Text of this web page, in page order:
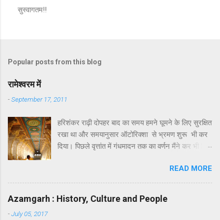
C
m
m
e
t
सुस्वागतम!!
Popular posts from this blog
रामेश्वरम में
-September 17, 2011
हरिशंकर राढ़ी दोपहर बाद का समय हमने घूमने के लिए सुरक्षित
रखा था और समयानुसार ऑटोरिक्शा से भ्रमण शुरू भी कर
दिया। पिछले वृत्तांत में गंधमादन तक का वर्णन मैंने कर भी दिया
दर्शनीय है उसमें लक्ष्मण तीर्थ और सीताकुंड प्रमुख हैं।
सौन्दर्य या भव्यता की दृष्टि से इसमें कुछ खास नहीं है। इनका
पौराणिक महत्त्व अवश्य है । कहा जाता है कि रावण का वध
करने के पश्चात् जब श्रीराम अयोध्या वापस लौट रहे थे तो
READ MORE
Azamgarh : History, Culture and People
-July 05, 2017